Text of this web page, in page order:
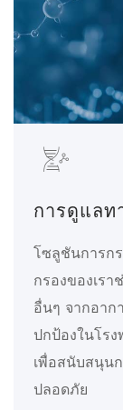
การดูแลท
โซลูชันการก
กรองของเร
อื่นๆ จากอาก
ปกป้องในโร
เพื่อสนับสนุน
ปลอดภัย